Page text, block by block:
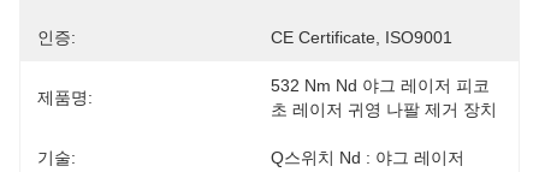
인증: CE Certificate, ISO9001
제품명:
532 Nm Nd 야그 레이저 피코
초 레이저 귀영 나팔 제거 장치
기술: Q스위치 Nd : 야그 레이저